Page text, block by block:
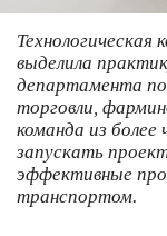
Технологическая
выделила
департамента
торговли,
команда из
запускать
эффективные
транспортом.